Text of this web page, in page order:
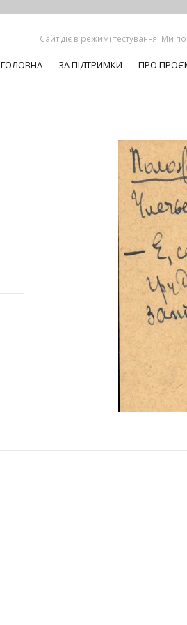
Сайт діє в режимі тестування. Ми
ГОЛОВНА ЗА ПІДТРИМКИ ПРО